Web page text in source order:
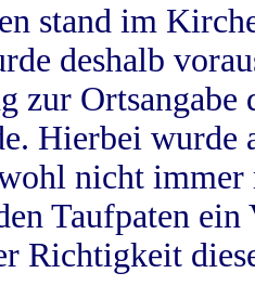
stand im
deshalb
zur
Hierbei wurde
nicht
Taufpaten
Richtigkeit